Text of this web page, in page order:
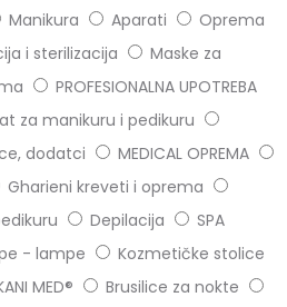
Manikura Aparati
Oprema
i sterilizacija
Maske za
PROFESIONALNA UPOTREBA
za manikuru i pedikuru
dodatci
MEDICAL OPREMA
Gharieni kreveti i oprema
Depilacija
SPA
- lampe
Kozmetičke stolice
MED®️
Brusilice za nokte